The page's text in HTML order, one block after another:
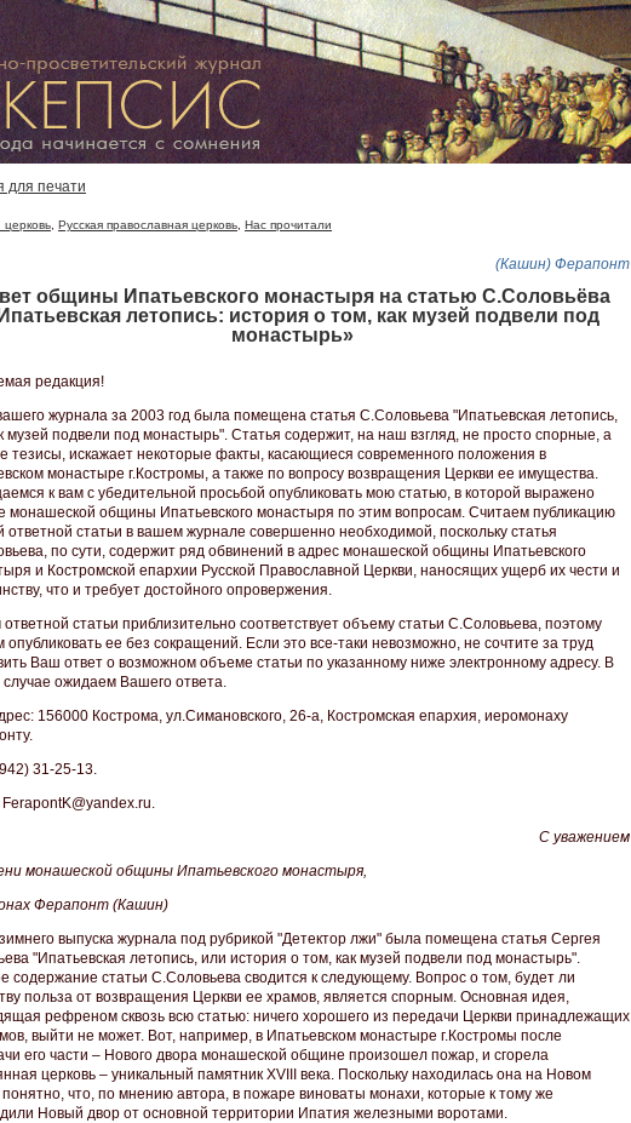
для печати
Русская православная церковь Нас прочитали
(Кашин) Ферапонт
общины Ипатьевского монастыря на статью С.Соловьёва
летопись: история о том, как музей подвели под
монастырь»
редакция!
журнала за 2003 год была помещена статья С.Соловьева "Ипатьевская летопись,
музей подвели под монастырь". Статья содержит, на наш взгляд, не просто спорные, а
тезисы, искажает некоторые факты, касающиеся современного положения в
монастыре г.Костромы, а также по вопросу возвращения Церкви ее имущества.
к вам с убедительной просьбой опубликовать мою статью, в которой выражено
монашеской общины Ипатьевского монастыря по этим вопросам. Считаем публикацию
ответной статьи в вашем журнале совершенно необходимой, поскольку статья
по сути, содержит ряд обвинений в адрес монашеской общины Ипатьевского
и Костромской епархии Русской Православной Церкви, наносящих ущерб их чести и
что и требует достойного опровержения.
статьи приблизительно соответствует объему статьи С.Соловьева, поэтому
опубликовать ее без сокращений. Если это все-таки невозможно, не сочтите за труд
Ваш ответ о возможном объеме статьи по указанному ниже электронному адресу. В
ожидаем Вашего ответа.
156000 Кострома, ул.Симановского, 26-а, Костромская епархия, иеромонаху
31-25-13.
С уважением
монашеской общины Ипатьевского монастыря,
Ферапонт (Кашин)
выпуска журнала под рубрикой "Детектор лжи" была помещена статья Сергея
"Ипатьевская летопись, или история о том, как музей подвели под монастырь".
содержание статьи С.Соловьева сводится к следующему. Вопрос о том, будет ли
польза от возвращения Церкви ее храмов, является спорным. Основная идея,
рефреном сквозь всю статью: ничего хорошего из передачи Церкви принадлежащих
выйти не может. Вот, например, в Ипатьевском монастыре г.Костромы после
его части – Нового двора монашеской общине произошел пожар, и сгорела
церковь – уникальный памятник XVIII века. Поскольку находилась она на Новом
понятно, что, по мнению автора, в пожаре виноваты монахи, которые к тому же
Новый двор от основной территории Ипатия железными воротами.